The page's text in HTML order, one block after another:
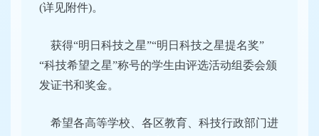
(详见附件)。
获得“明日科技之星”“明日科技之星提名奖”
“科技希望之星”称号的学生由评选活动组委会颁
发证书和奖金。
希望各高等学校、各区教育、科技行政部门进